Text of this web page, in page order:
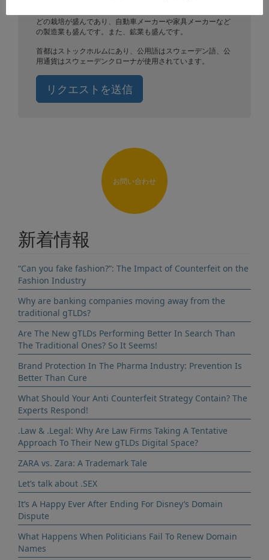
どの栽培が盛んであり、自動車メーカーや家具メーカーなど
の製造業も盛んです。また、鉱業も盛んです。
首都はストックホルムにあり、公用語はスウェーデン語、公
用通貨はスウェーデンクローナが使用されています。
リクエストを送信
お問い合わせ
新着情報
“Can you fake fashion?”: The Impact of Counterfeit on the
Fashion Industry
Why are banking companies moving away from the
traditional gTLDs?
Are The New gTLDs Performing Better In Search Than
The Traditional Ones? So It Seems!
Brand Protection In The Pharma Industry: Prevention Is
Better Than Cure
What Should Your Anti Counterfeit Strategy Contain? The
Experts Respond!
.Law & .Legal: Why Are Law Firms Taking A Tentative
Approach To Their New gTLDs Digital Space?
ZARA vs. Zara: A Trademark Tale
Let’s talk about .SEX
It’s A Happy Ever After Ending For Disney’s Domain
Dispute
What Happens When Politicians Fail To Renew Domain
Names